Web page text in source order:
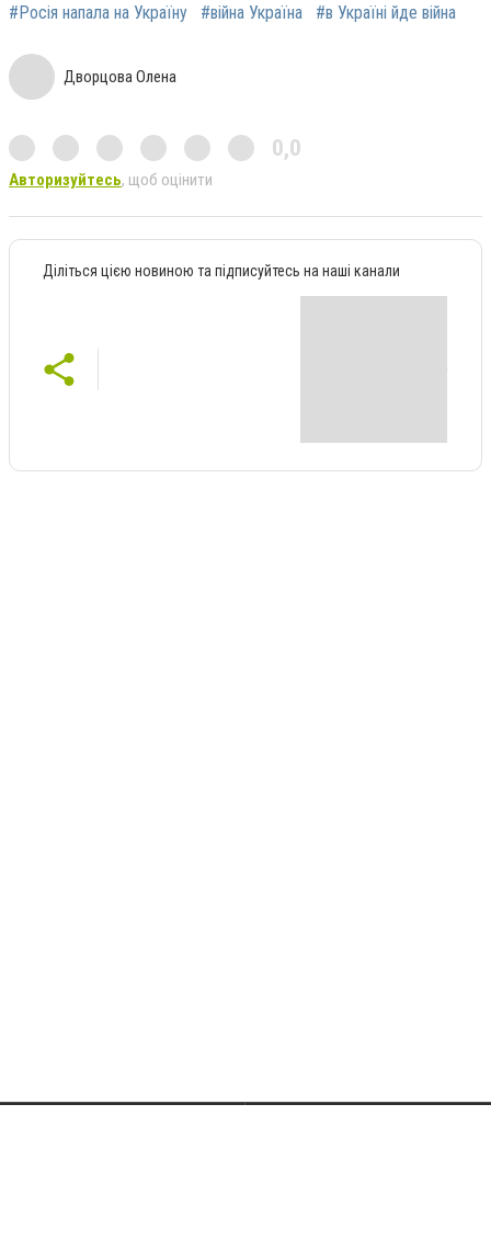
#Росія напала на Україну #війна Україна #в Україні йде війна
Дворцова Олена
0,0
Авторизуйтесь, щоб оцінити
Діліться цією новиною та підписуйтесь на наші канали